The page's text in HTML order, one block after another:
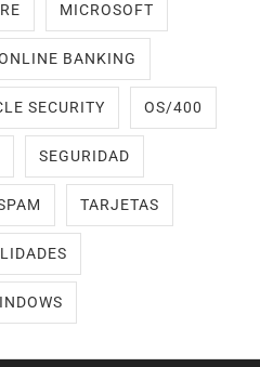
MICROSOFT
BANKING
SECURITY OS/400
SEGURIDAD
TARJETAS